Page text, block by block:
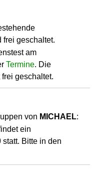
frei geschaltet.
am
Termine. Die
geschaltet.
von MICHAEL:
ein
Bitte in den